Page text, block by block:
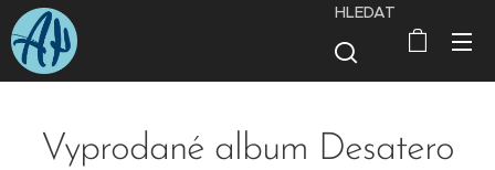
HLEDAT
Vyprodané album Desatero